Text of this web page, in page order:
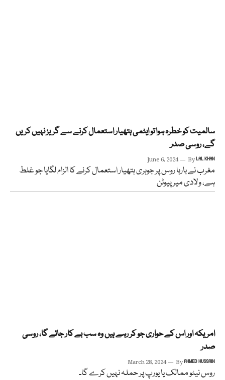
سالمیت کو خطرہ ہوا تو ایٹمی ہتھیار استعمال کرنے سے گریز نہیں کریں
گے، روسی صدر
June 6, 2024 ByLAL KHAN
مغرب نے بارہا روس پر جوہری ہتھیار استعمال کرنے کا الزام لگایا جو غلط
ہے، ولادی میر پیوٹن
امریکہ اور اس کے حواری جو کر رہے ہیں وہ سب بے کار جائے گا، روسی
صدر
March 28, 2024 ByAHMED HUSSAIN
روس نیٹو ممالک یا یورپ پر حملہ نہیں کرے گا۔